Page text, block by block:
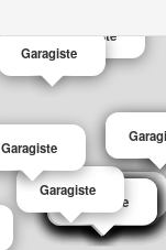
Garagiste
Garagiste
Garagiste
Garagiste
Garagiste
Garagiste
Garagiste
Garagiste
Garagiste
Garagiste
Garagiste
Garagiste
Garagiste
Garagiste
Garagiste
Garagiste
Garagiste